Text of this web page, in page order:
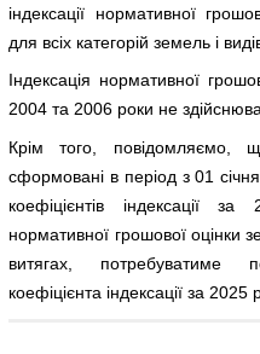
індексації нормативної
для всіх категорій земель і
Індексація нормативної
2004 та 2006 роки не
Крім того, повідомляємо,
сформовані в період з 01
коефіцієнтів індексації
нормативної грошової оцінки
витягах, потребуватиме
коефіцієнта індексації за 2025